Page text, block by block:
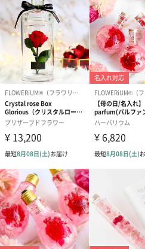
選べる3色
pink purple
green
blue
美しいラッピングでお届け
FLOWERiUM®専用の美しいラッピ
が一層伝わること間違いなしです。